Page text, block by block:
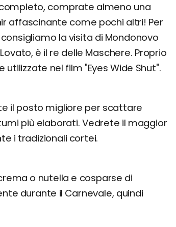
comprate almeno una
affascinante come pochi altri! Per
la visita di Mondonovo
è il re delle Maschere. Proprio
nel film "Eyes Wide Shut".
il posto migliore per scattare
più elaborati. Vedrete il maggior
i tradizionali cortei.
o nutella e cosparse di
durante il Carnevale, quindi